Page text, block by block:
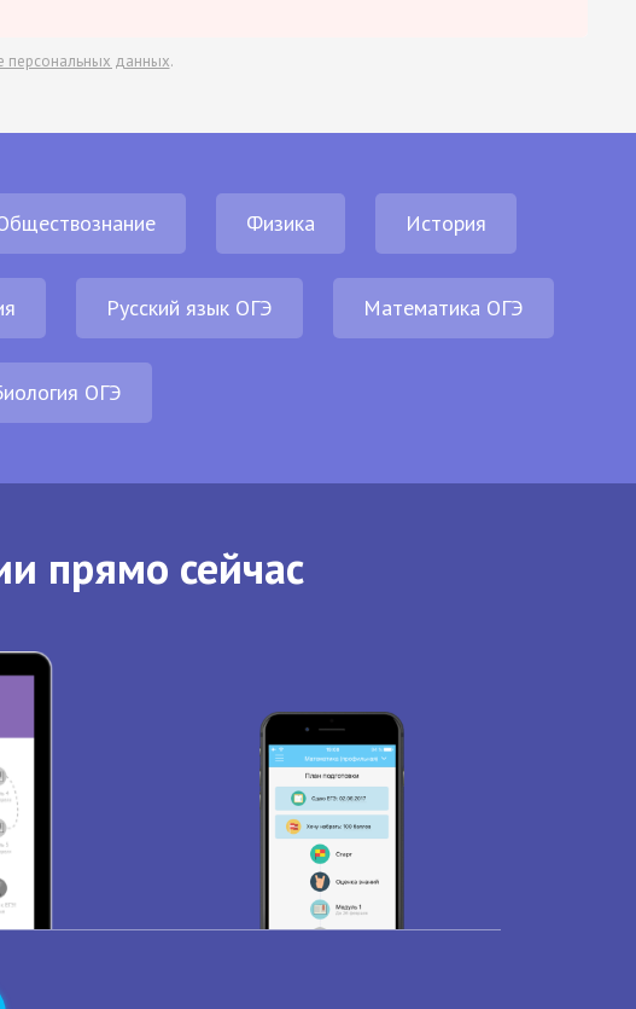
персональных данных.
Физика История
Русский язык ОГЭ Математика ОГЭ
ОГЭ
прямо сейчас